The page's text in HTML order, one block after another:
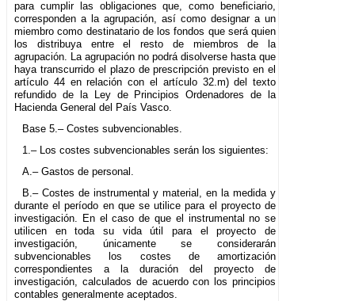
para cumplir las obligaciones que, como beneficiario,
corresponden a la agrupación, así como designar a un
miembro como destinatario de los fondos que será quien
los distribuya entre el resto de miembros de la
agrupación. La agrupación no podrá disolverse hasta que
haya transcurrido el plazo de prescripción previsto en el
artículo 44 en relación con el artículo 32.m) del texto
refundido de la Ley de Principios Ordenadores de la
Hacienda General del País Vasco.
Base 5.– Costes subvencionables.
1.– Los costes subvencionables serán los siguientes:
A.– Gastos de personal.
B.– Costes de instrumental y material, en la medida y
durante el período en que se utilice para el proyecto de
investigación. En el caso de que el instrumental no se
utilicen en toda su vida útil para el proyecto de
investigación, únicamente se considerarán
subvencionables los costes de amortización
correspondientes a la duración del proyecto de
investigación, calculados de acuerdo con los principios
contables generalmente aceptados.